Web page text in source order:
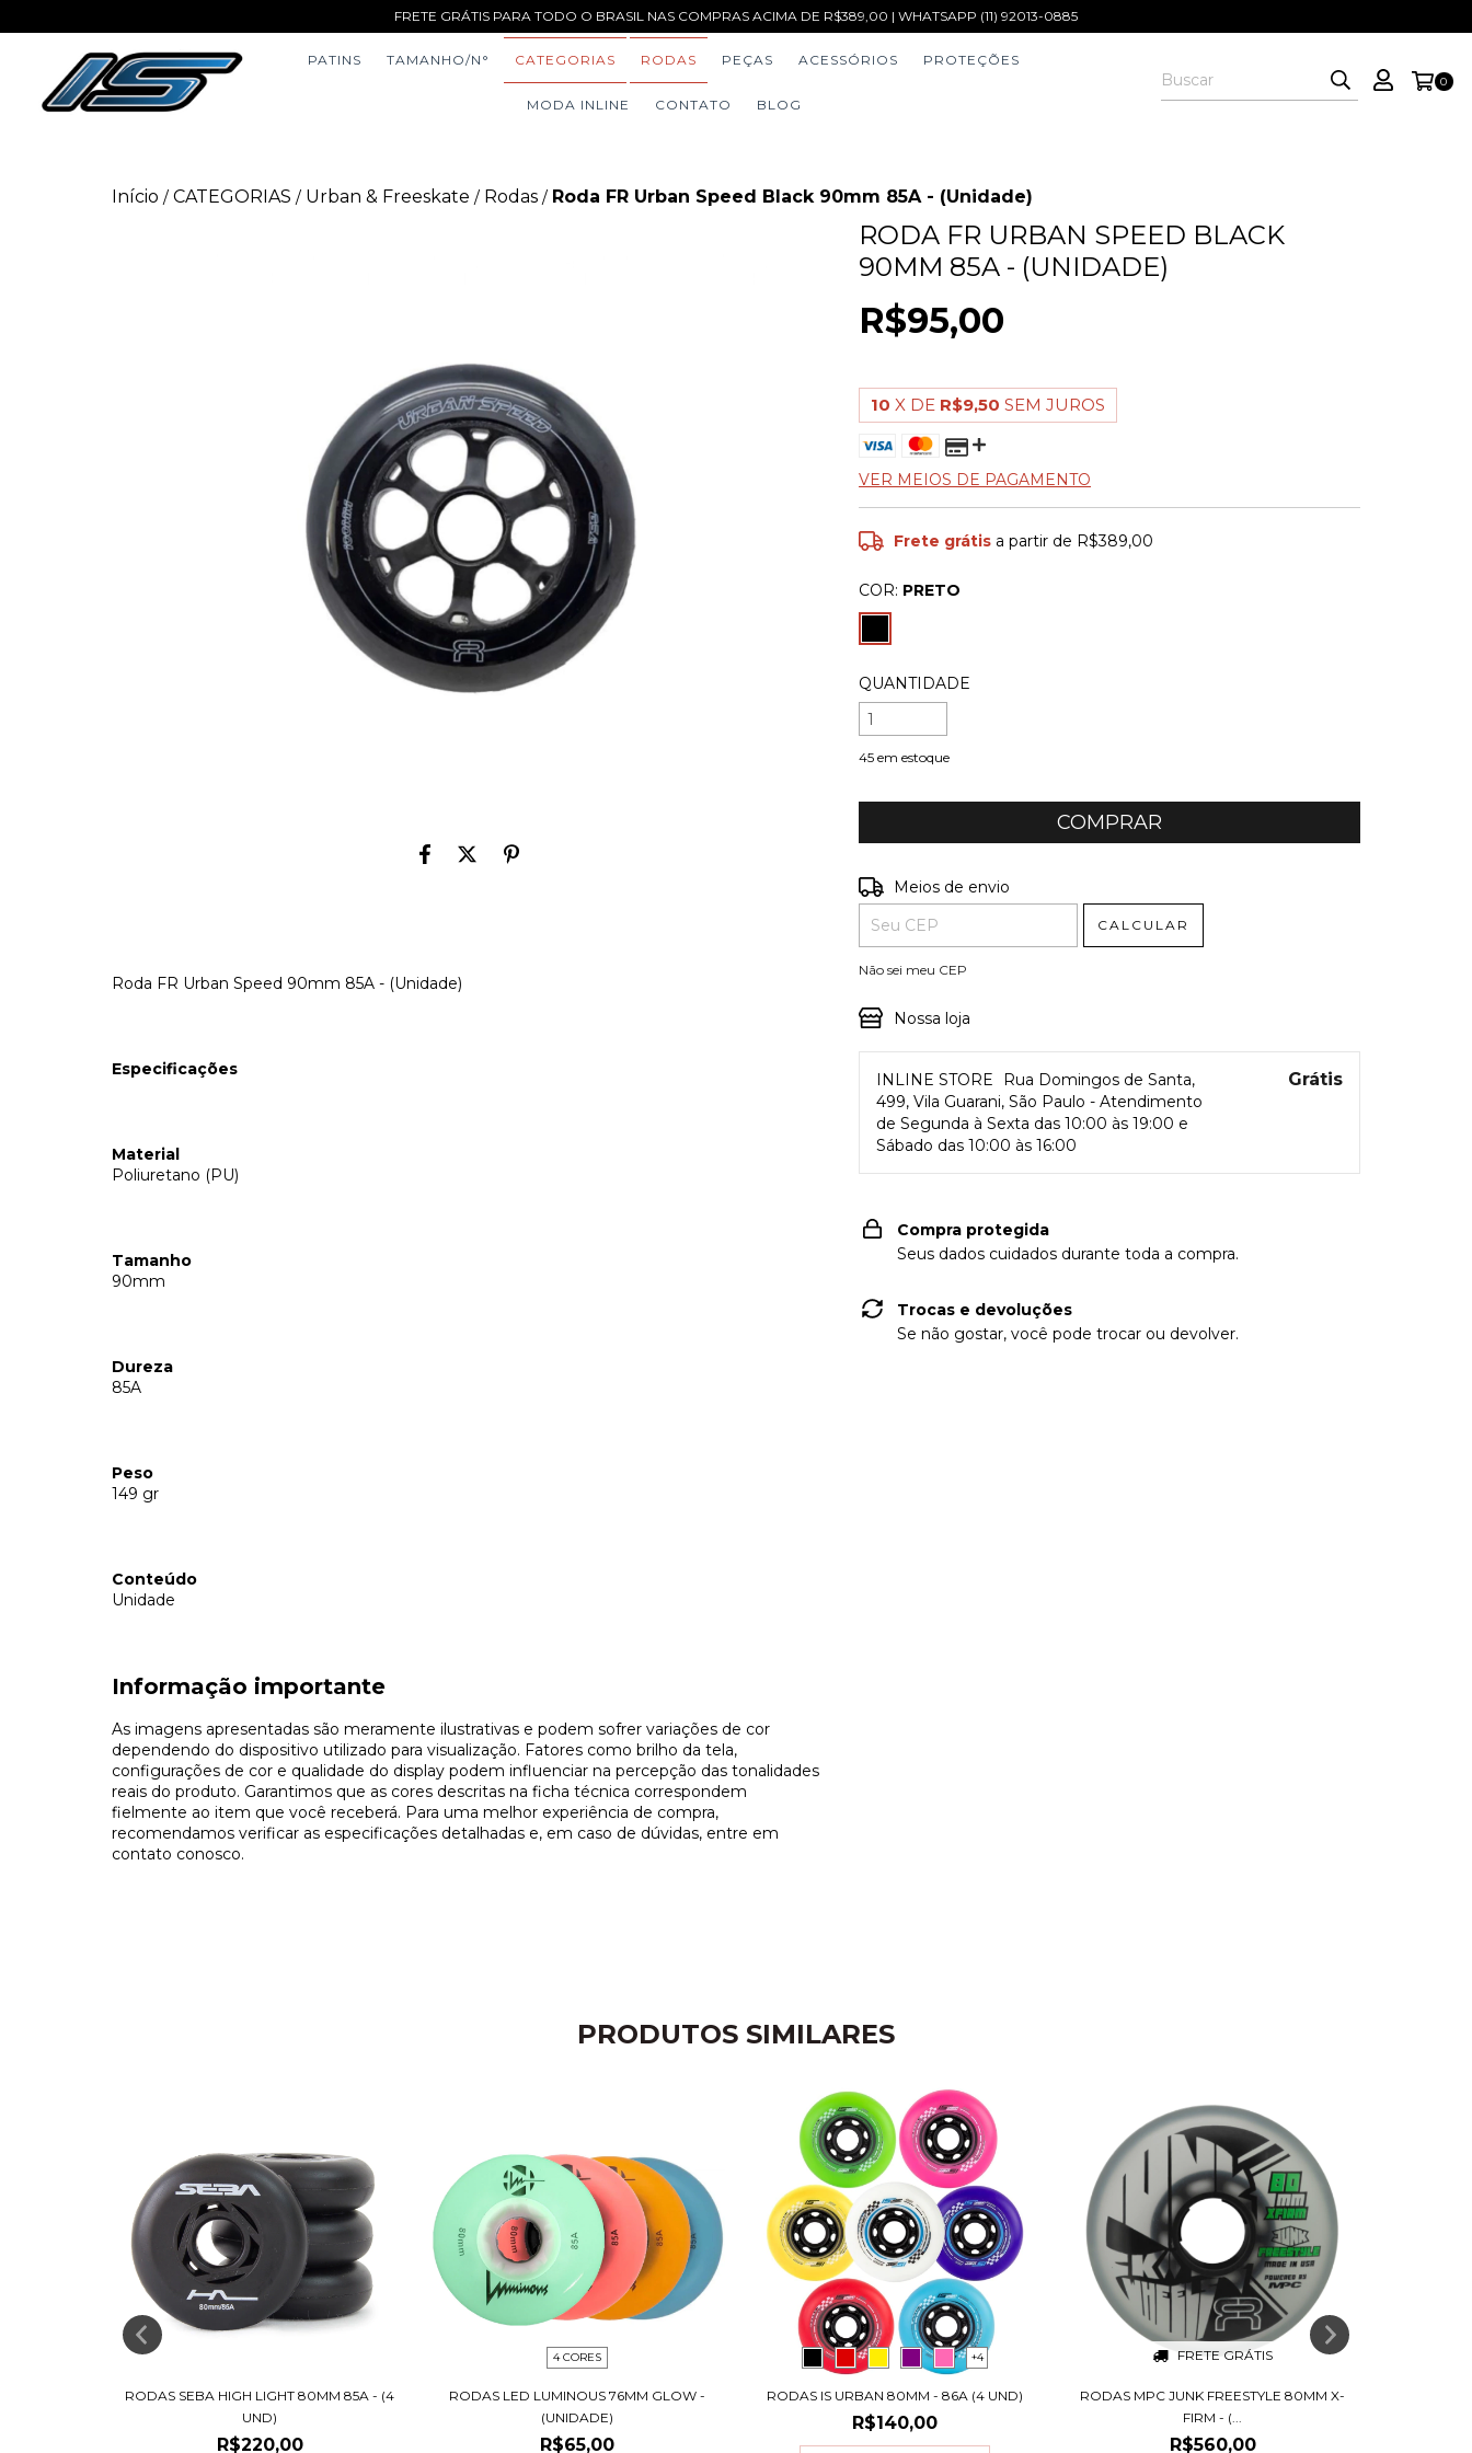
FRETE GRÁTIS PARA TODO O BRASIL NAS COMPRAS ACIMA DE R$389,00 | WHATSAPP (11) 92013-0885
PATINS TAMANHO/N° CATEGORIAS RODAS PEÇAS ACESSÓRIOS PROTEÇÕES
MODA INLINE CONTATO BLOG
0
Início / CATEGORIAS / Urban & Freeskate / Rodas / Roda FR Urban Speed Black 90mm 85A - (Unidade)
Roda FR Urban Speed 90mm 85A - (Unidade)
Especificações
Material
Poliuretano (PU)
Tamanho
90mm
Dureza
85A
Peso
149 gr
Conteúdo
Unidade
Informação importante
As imagens apresentadas são meramente ilustrativas e podem sofrer variações de cor
dependendo do dispositivo utilizado para visualização. Fatores como brilho da tela,
configurações de cor e qualidade do display podem influenciar na percepção das tonalidades
reais do produto. Garantimos que as cores descritas na ficha técnica correspondem
fielmente ao item que você receberá. Para uma melhor experiência de compra,
recomendamos verificar as especificações detalhadas e, em caso de dúvidas, entre em
contato conosco.
RODA FR URBAN SPEED BLACK
90MM 85A - (UNIDADE)
R$95,00
10 X DE R$9,50 SEM JUROS
VER MEIOS DE PAGAMENTO
Frete grátis a partir de R$389,00
COR: PRETO
QUANTIDADE
45 em estoque
Entregas para o CEP:
Meios de envio
CALCULAR
Não sei meu CEP
Nossa loja
INLINE STORE
Rua Domingos de Santa,
499, Vila Guarani, São Paulo - Atendimento
de Segunda à Sexta das 10:00 às 19:00 e
Sábado das 10:00 às 16:00
Grátis
Compra protegida
Seus dados cuidados durante toda a compra.
Trocas e devoluções
Se não gostar, você pode trocar ou devolver.
PRODUTOS SIMILARES
RODAS SEBA HIGH LIGHT 80MM 85A - (4
UND)
R$220,00
4 CORES
RODAS LED LUMINOUS 76MM GLOW -
(UNIDADE)
R$65,00
+4
RODAS IS URBAN 80MM - 86A (4 UND)
R$140,00
FRETE GRÁTIS
RODAS MPC JUNK FREESTYLE 80MM X-
FIRM - (...
R$560,00